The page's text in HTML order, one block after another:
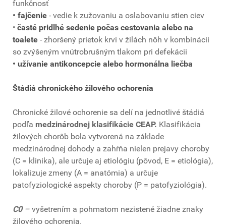
funkčnosť
• fajčenie - vedie k zužovaniu a oslabovaniu stien ciev
• časté pridlhé sedenie počas cestovania alebo na
toalete - zhoršený prietok krvi v žilách nôh v kombinácii
so zvýšeným vnútrobrušným tlakom pri defekácii
• užívanie antikoncepcie alebo hormonálna liečba
Štádiá chronického žilového ochorenia
Chronické žilové ochorenie sa delí na jednotlivé štádiá
podľa medzinárodnej klasifikácie CEAP. Klasifikácia
žilových chorôb bola vytvorená na základe
medzinárodnej dohody a zahŕňa nielen prejavy choroby
(C = klinika), ale určuje aj etiológiu (pôvod, E = etiológia),
lokalizuje zmeny (A = anatómia) a určuje
patofyziologické aspekty choroby (P = patofyziológia).
C0 – vyšetrením a pohmatom nezistené žiadne znaky
žilového ochorenia.